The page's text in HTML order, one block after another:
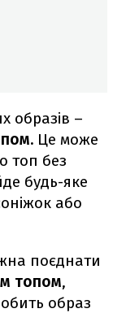
образів –
Це може
топ без
будь-яке
або
поєднати
топом,
образ